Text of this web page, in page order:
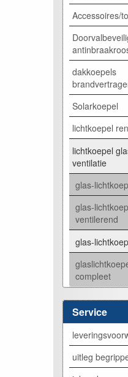
Accessoires/
dakkoepels
Solarkoepel
lichtkoepel
lichtkoepel
ventilatie
glas-
glas-
ventilerend
glas-
compleet
Service
uitleg